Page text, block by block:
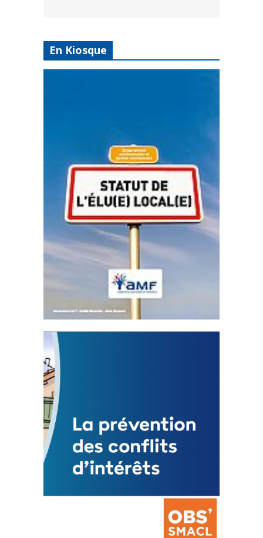
En Kiosque
Statut de l’élu local
3 avril 2024
Mise à jour avril 2024
FEUILLETER